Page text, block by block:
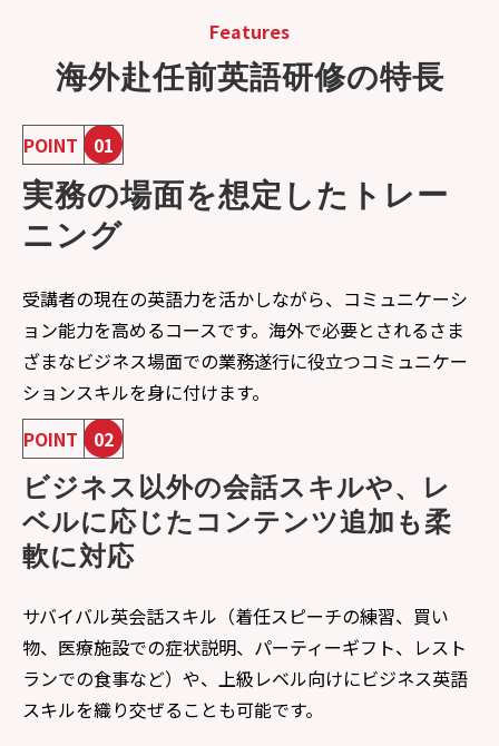
Features
海外赴任前英語研修の特長
POINT 01
実務の場面を想定したトレー
ニング
受講者の現在の英語力を活かしながら、コミュニケーシ
ョン能力を高めるコースです。海外で必要とされるさま
ざまなビジネス場面での業務遂行に役立つコミュニケー
ションスキルを身に付けます。
POINT
02
ビジネス以外の会話スキルや、レ
ベルに応じたコンテンツ追加も柔
軟に対応
サバイバル英会話スキル（着任スピーチの練習、買い
物、医療施設での症状説明、パーティーギフト、レスト
ランでの食事など）や、上級レベル向けにビジネス英語
スキルを織り交ぜることも可能です。